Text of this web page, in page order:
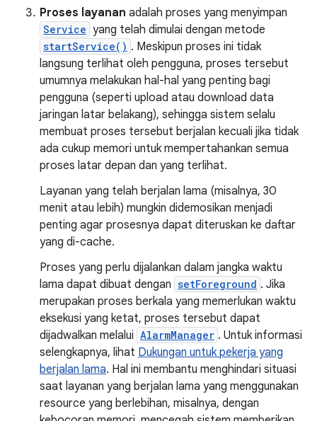
Proses layanan adalah proses yang menyimpan
Service yang telah dimulai dengan metode
startService() . Meskipun proses ini tidak
langsung terlihat oleh pengguna, proses tersebut
umumnya melakukan hal-hal yang penting bagi
pengguna (seperti upload atau download data
jaringan latar belakang), sehingga sistem selalu
membuat proses tersebut berjalan kecuali jika tidak
ada cukup memori untuk mempertahankan semua
proses latar depan dan yang terlihat.
Layanan yang telah berjalan lama (misalnya, 30
menit atau lebih) mungkin didemosikan menjadi
penting agar prosesnya dapat diteruskan ke daftar
yang di-cache.
Proses yang perlu dijalankan dalam jangka waktu
lama dapat dibuat dengan setForeground . Jika
merupakan proses berkala yang memerlukan waktu
eksekusi yang ketat, proses tersebut dapat
dijadwalkan melalui AlarmManager . Untuk informasi
selengkapnya, lihat Dukungan untuk pekerja yang
berjalan lama. Hal ini membantu menghindari situasi
saat layanan yang berjalan lama yang menggunakan
resource yang berlebihan, misalnya, dengan